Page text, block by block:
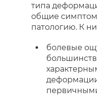
типа
общие
патологию. К
болевые